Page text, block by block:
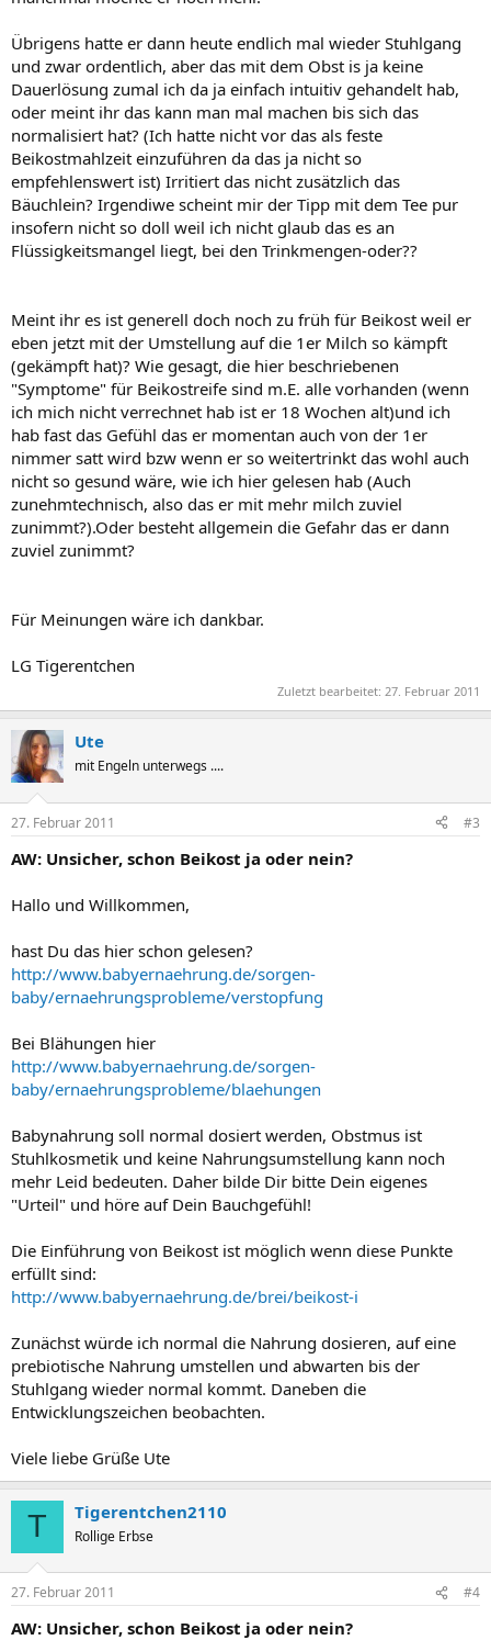
Übrigens hatte er dann heute endlich mal wieder Stuhlgang
und zwar ordentlich, aber das mit dem Obst is ja keine
Dauerlösung zumal ich da ja einfach intuitiv gehandelt hab,
oder meint ihr das kann man mal machen bis sich das
normalisiert hat? (Ich hatte nicht vor das als feste
Beikostmahlzeit einzuführen da das ja nicht so
empfehlenswert ist) Irritiert das nicht zusätzlich das
Bäuchlein? Irgendiwe scheint mir der Tipp mit dem Tee pur
insofern nicht so doll weil ich nicht glaub das es an
Flüssigkeitsmangel liegt, bei den Trinkmengen-oder??
Meint ihr es ist generell doch noch zu früh für Beikost weil er
eben jetzt mit der Umstellung auf die 1er Milch so kämpft
(gekämpft hat)? Wie gesagt, die hier beschriebenen
"Symptome" für Beikostreife sind m.E. alle vorhanden (wenn
ich mich nicht verrechnet hab ist er 18 Wochen alt)und ich
hab fast das Gefühl das er momentan auch von der 1er
nimmer satt wird bzw wenn er so weitertrinkt das wohl auch
nicht so gesund wäre, wie ich hier gelesen hab (Auch
zunehmtechnisch, also das er mit mehr milch zuviel
zunimmt?).Oder besteht allgemein die Gefahr das er dann
zuviel zunimmt?
Für Meinungen wäre ich dankbar.
LG Tigerentchen
Zuletzt bearbeitet: 27. Februar 2011
Ute
mit Engeln unterwegs ....
27. Februar 2011 #3
AW: Unsicher, schon Beikost ja oder nein?
Hallo und Willkommen,
hast Du das hier schon gelesen?
http://www.babyernaehrung.de/sorgen-
baby/ernaehrungsprobleme/verstopfung
Bei Blähungen hier
http://www.babyernaehrung.de/sorgen-
baby/ernaehrungsprobleme/blaehungen
Babynahrung soll normal dosiert werden, Obstmus ist
Stuhlkosmetik und keine Nahrungsumstellung kann noch
mehr Leid bedeuten. Daher bilde Dir bitte Dein eigenes
"Urteil" und höre auf Dein Bauchgefühl!
Die Einführung von Beikost ist möglich wenn diese Punkte
erfüllt sind:
http://www.babyernaehrung.de/brei/beikost-i
Zunächst würde ich normal die Nahrung dosieren, auf eine
prebiotische Nahrung umstellen und abwarten bis der
Stuhlgang wieder normal kommt. Daneben die
Entwicklungszeichen beobachten.
Viele liebe Grüße Ute
T Tigerentchen2110
Rollige Erbse
27. Februar 2011 #4
AW: Unsicher, schon Beikost ja oder nein?